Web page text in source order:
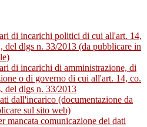
di incarichi politici di cui all'art. 14,
del dlgs n. 33/2013 (da pubblicare in
di incarichi di amministrazione, di
o di governo di cui all'art. 14, co.
del dlgs n. 33/2013
dall'incarico (documentazione da
sul sito web)
mancata comunicazione dei dati